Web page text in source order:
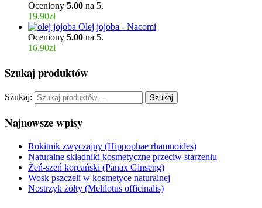
Oceniony 5.00 na 5.
19.90zł
Olej jojoba - Nacomi
Oceniony 5.00 na 5.
16.90zł
Szukaj produktów
Szukaj: Szukaj
Najnowsze wpisy
Rokitnik zwyczajny (Hippophae rhamnoides)
Naturalne składniki kosmetyczne przeciw starzeniu
Żeń-szeń koreański (Panax Ginseng)
Wosk pszczeli w kosmetyce naturalnej
Nostrzyk żółty (Melilotus officinalis)